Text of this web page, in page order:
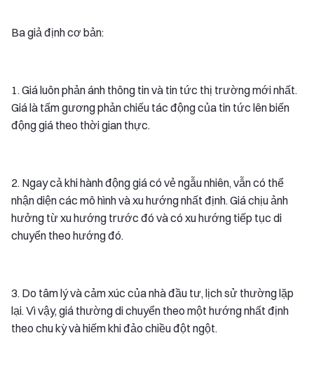
Ba giả định cơ bản:
1. Giá luôn phản ánh thông tin và tin tức thị trường mới nhất.
Giá là tấm gương phản chiếu tác động của tin tức lên biến
động giá theo thời gian thực.
2. Ngay cả khi hành động giá có vẻ ngẫu nhiên, vẫn có thể
nhận diện các mô hình và xu hướng nhất định. Giá chịu ảnh
hưởng từ xu hướng trước đó và có xu hướng tiếp tục di
chuyển theo hướng đó.
3. Do tâm lý và cảm xúc của nhà đầu tư, lịch sử thường lặp
lại. Vì vậy, giá thường di chuyển theo một hướng nhất định
theo chu kỳ và hiếm khi đảo chiều đột ngột.